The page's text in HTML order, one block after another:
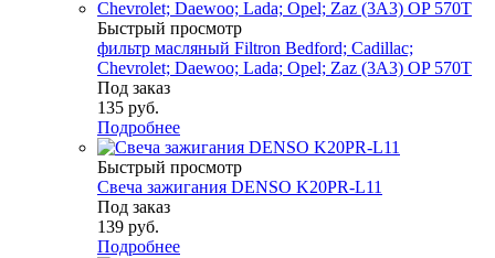
Быстрый просмотр
фильтр масляный Filtron Bedford; Cadillac;
Chevrolet; Daewoo; Lada; Opel; Zaz (3A3) OP 570T
Под заказ
135 руб.
Подробнее
Быстрый просмотр
Свеча зажигания DENSO K20PR-L11
Под заказ
139 руб.
Подробнее